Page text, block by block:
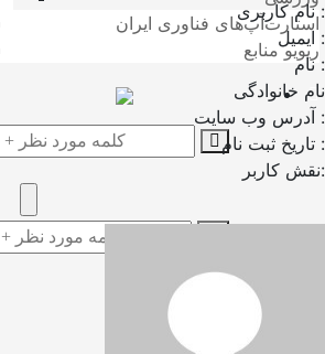
استارت‌آپ‌های فناوری ایران
ریویو منابع
نام کاربری :
ایمیل :
نام :
نام خانوادگی
آدرس وب سایت :
تاریخ ثبت نام :
نقش کاربر: